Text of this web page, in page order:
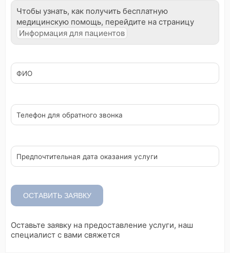
Чтобы узнать, как получить бесплатную
медицинскую помощь, перейдите на страницу
Информация для пациентов
ФИО
Телефон для обратного звонка
Предпочтительная дата оказания услуги
ОСТАВИТЬ ЗАЯВКУ
Оставьте заявку на предоставление услуги, наш
специалист с вами свяжется